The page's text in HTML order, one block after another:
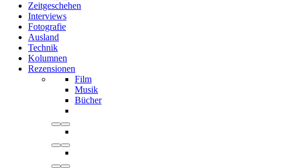
Zeitgeschehen
Interviews
Fotografie
Ausland
Technik
Kolumnen
Rezensionen
Film
Musik
Bücher